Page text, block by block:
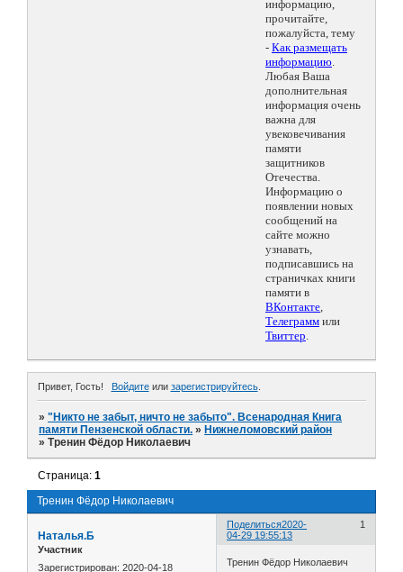
информацию,
прочитайте,
пожалуйста, тему
- Как размещать
информацию.
Любая Ваша
дополнительная
информация очень
важна для
увековечивания
памяти
защитников
Отечества.
Информацию о
появлении новых
сообщений на
сайте можно
узнавать,
подписавшись на
страничках книги
памяти в
ВКонтакте,
Телеграмм или
Твиттер.
Привет, Гость! Войдитеили зарегистрируйтесь.
»"Никто не забыт, ничто не забыто". Всенародная Книга
памяти Пензенской области. » Нижнеломовский район
»Тренин Фёдор Николаевич
Тренин Фёдор Николаевич
Страница:1
Поделиться 1
2020-
04-29 19:55:13
Наталья.Б
Участник
Зарегистрирован: 2020-04-18 Тренин Фёдор Николаевич